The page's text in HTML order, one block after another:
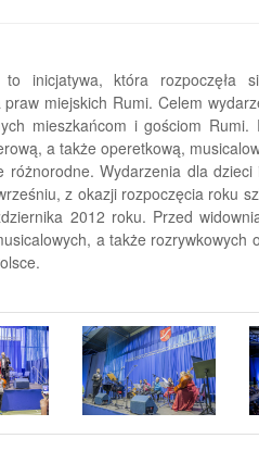
to inicjatywa, która
miejskich Rumi. Celem
mieszkańcom i gościom
a także operetkową,
Wydarzenia dla dzieci
z okazji rozpoczęcia roku
2012 roku. Przed
a także rozrywkowych